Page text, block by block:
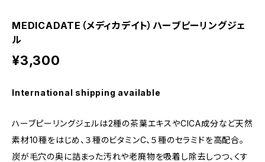
MEDICADATE（メディカデイト）ハーブピーリングジェ
ル
¥3,300
International shipping available
ハーブピーリングジェルは2種の茶葉エキスやCICA成分など天然
素材10種をはじめ、３種のビタミンC、５種のセラミドを高配合。
炭が毛穴の奥に詰まった汚れや老廃物を吸着し除去しつつ、くす